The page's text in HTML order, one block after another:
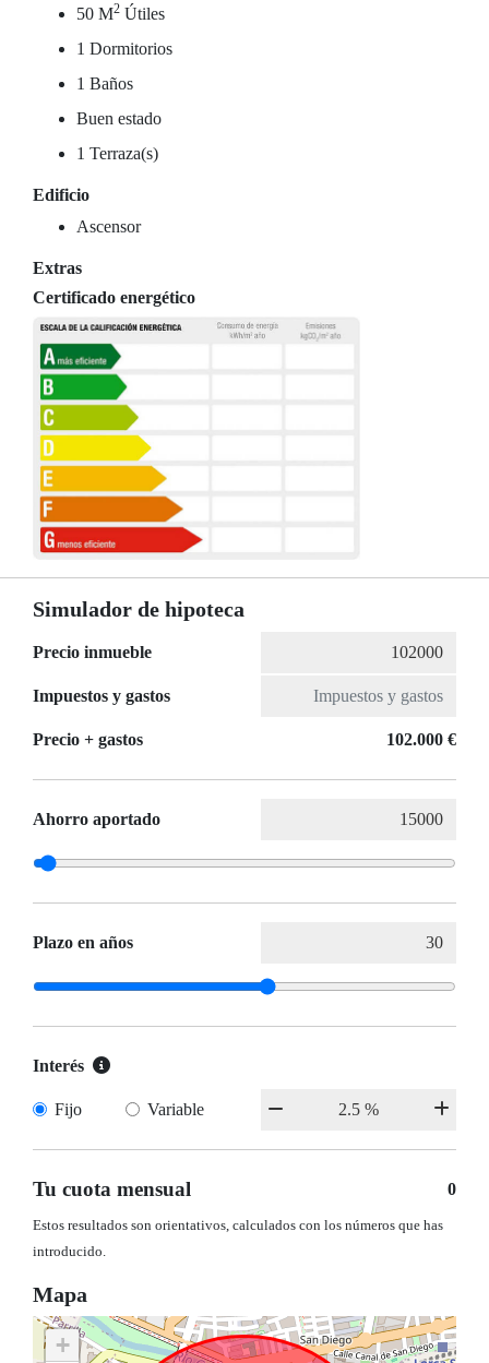
50 M2 Útiles
1 Dormitorios
1 Baños
Buen estado
1 Terraza(s)
Edificio
Ascensor
Extras
Certificado energético
Simulador de hipoteca
Precio inmueble
Impuestos y gastos
Precio + gastos 102.000 €
Ahorro aportado
Plazo en años
Interés
Fijo Variable
Tu cuota mensual 0
Estos resultados son orientativos, calculados con los números que has
introducido.
Mapa
+